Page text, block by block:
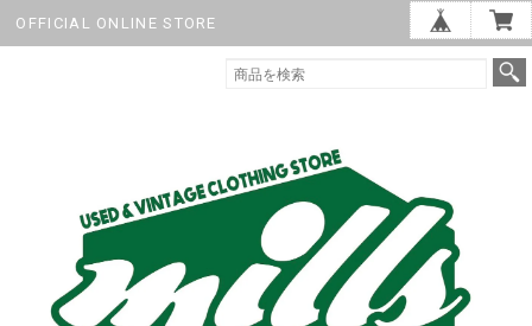
OFFICIAL ONLINE STORE